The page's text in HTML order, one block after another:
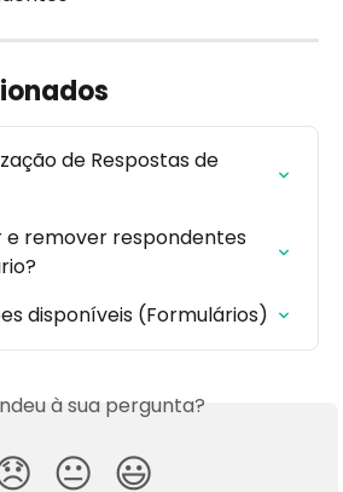
de Respostas de
e remover respondentes
disponíveis (Formulários)
à sua pergunta?
😐 😃